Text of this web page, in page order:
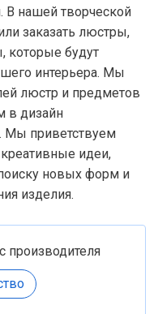
В нашей творческой
заказать люстры,
которые будут
интерьера. Мы
люстр и предметов
в дизайн
приветствуем
идеи,
новых форм и
изделия.
производителя